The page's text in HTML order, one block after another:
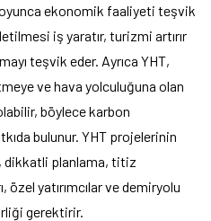
ekonomik faaliyeti teşvik
iş yaratır, turizmi artırır
teşvik eder. Ayrıca YHT,
ve hava yolculuğuna olan
böylece karbon
bulunur. YHT projelerinin
dikkatli planlama, titiz
yatırımcılar ve demiryolu
gerektirir.